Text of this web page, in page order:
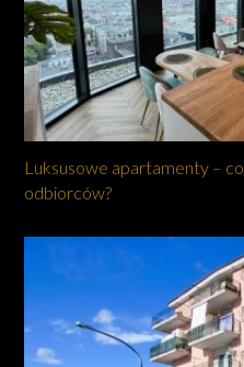
Luksusowe apartamenty –
odbiorców?